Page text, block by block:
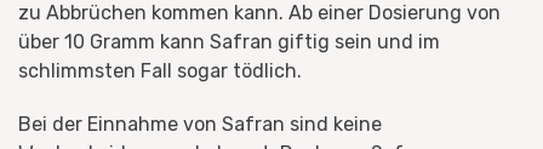
zu Abbrüchen kommen kann. Ab einer Dosierung von
über 10 Gramm kann Safran giftig sein und im
schlimmsten Fall sogar tödlich.
Bei der Einnahme von Safran sind keine